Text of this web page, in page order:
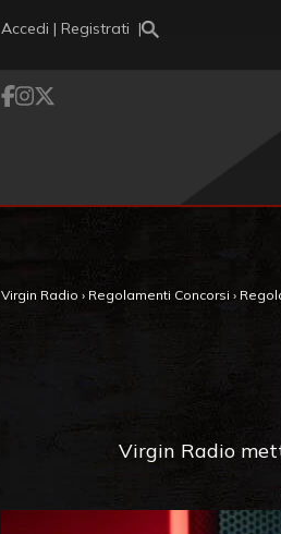
Accedi | Registrati
Virgin Radio › Regolamenti Concorsi ›
Virgin Radio